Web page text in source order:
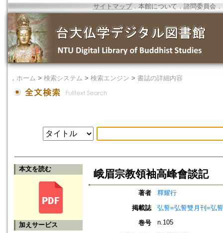
サイトマップ．本館について ． 諮問委員会 ．
． ホーム > 検索システム > 検索エンジン > 書誌の詳細内容
本文を読む
加えサービス
峨眉宗教領袖高峰會談記
著者
釋耀行
掲載誌
弘誓=弘誓雙月刊=弘
巻号
n.105